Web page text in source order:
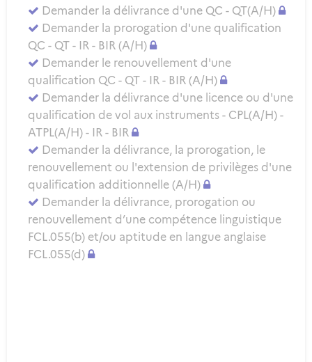
Demander la délivrance d'une QC - QT(A/H)
Demander la prorogation d'une qualification
QC - QT - IR - BIR (A/H)
Demander le renouvellement d'une
qualification QC - QT - IR - BIR (A/H)
Demander la délivrance d'une licence ou d'une
qualification de vol aux instruments - CPL(A/H) -
ATPL(A/H) - IR - BIR
Demander la délivrance, la prorogation, le
renouvellement ou l'extension de privilèges d'une
qualification additionnelle (A/H)
Demander la délivrance, prorogation ou
renouvellement d’une compétence linguistique
FCL.055(b) et/ou aptitude en langue anglaise
FCL.055(d)